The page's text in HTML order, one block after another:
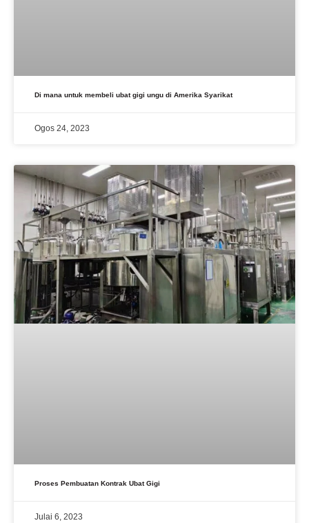
Di mana untuk membeli ubat gigi ungu di Amerika Syarikat
Ogos 24, 2023
Proses Pembuatan Kontrak Ubat Gigi
Julai 6, 2023